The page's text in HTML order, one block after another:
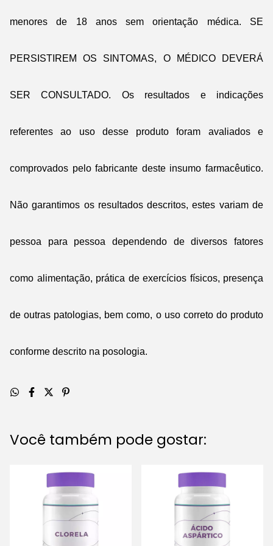
menores de 18 anos sem orientação médica. SE
PERSISTIREM OS SINTOMAS, O MÉDICO DEVERÁ
SER CONSULTADO. Os resultados e indicações
referentes ao uso desse produto foram avaliados e
comprovados pelo fabricante deste insumo farmacêutico.
Não garantimos os resultados descritos, estes variam de
pessoa para pessoa dependendo de diversos fatores
como alimentação, prática de exercícios físicos, presença
de outras patologias, bem como, o uso correto do produto
conforme descrito na posologia.
Você também pode gostar: